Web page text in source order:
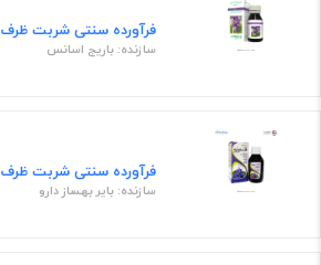
فرآورده سنتی شربت ظرف ۶0 میلی لیتری
سازنده: باریج اسانس
فرآورده سنتی شربت ظرف 120 میلی لیتری
سازنده: بایر بهساز دارو